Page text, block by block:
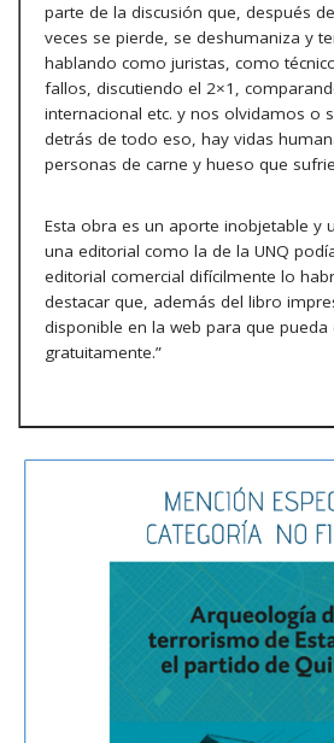
parte de la discusión que, después
veces se pierde, se deshumaniza y
hablando como juristas, como
fallos, discutiendo el 2×1,
internacional etc. y nos olvidamos o
detrás de todo eso, hay vidas
personas de carne y hueso que
Esta obra es un aporte inobjetable y
una editorial como la de la UNQ
editorial comercial difícilmente lo
destacar que, además del libro
disponible en la web para que pueda
gratuitamente.”